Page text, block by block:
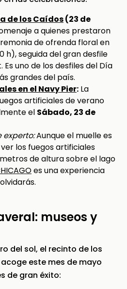
de los Caídos(23 de
a quienes prestaron
de ofrenda floral en
h), seguida del gran desfile
uno de los desfiles del Día
grandes del país.
en el Navy Pier: La
artificiales de verano
el Sábado, 23 de
experto:Aunque el muelle es
los fuegos artificiales
de altura sobre el lago
es una experiencia
museos y
del sol, el recinto de los
este mes de mayo
de gran éxito: